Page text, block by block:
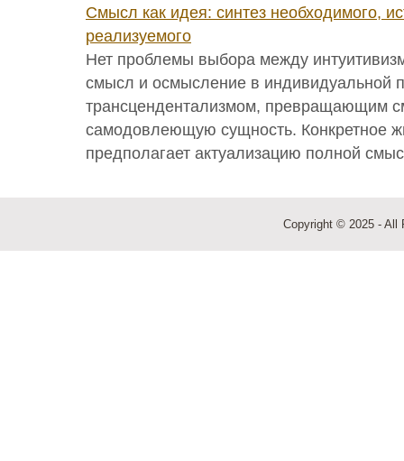
Смысл как идея: синтез необходимого,
реализуемого
Нет проблемы выбора между
смысл и осмысление в индивидуальной
трансцендентализмом, превращающим
самодовлеющую сущность. Конкретное
предполагает актуализацию полной
Copyright © 2025 - All